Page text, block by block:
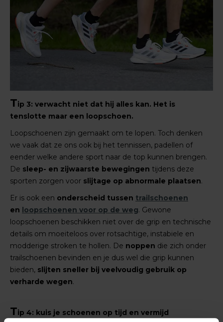
Tip 3: verwacht niet dat hij alles kan. Het is
tenslotte maar een loopschoen.
Loopschoenen zijn gemaakt om te lopen. Toch denken
we vaak dat ze ons ook bij het tennissen, padellen of
eender welke andere sport naar de top kunnen brengen.
De sleep- en zijwaarste bewegingen tijdens deze
sporten zorgen voor slijtage op abnormale plaatsen.
Er is ook een onderscheid tussen trailschoenen
en loopschoenen voor op de weg. Gewone
loopschoenen beschikken niet over de grip en technische
details om moeiteloos over rotsachtige, instabiele en
modderige stroken te hollen. De noppen die zich onder
trailschoenen bevinden en je dus wel die grip kunnen
bieden, slijten sneller bij veelvoudig gebruik op
verharde wegen.
Tip 4: kuis je schoenen op tijd en vermijd